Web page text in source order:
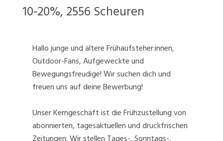
10-20%, 2556 Scheuren
Hallo junge und ältere Frühaufsteher:innen,
Outdoor-Fans, Aufgeweckte und
Bewegungsfreudige! Wir suchen dich und
freuen uns auf deine Bewerbung!
Unser Kerngeschäft ist die Frühzustellung von
abonnierten, tagesaktuellen und druckfrischen